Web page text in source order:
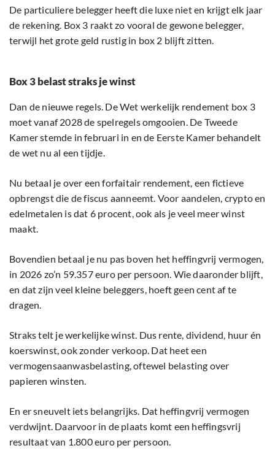
De particuliere belegger heeft die luxe niet en krijgt elk jaar
de rekening. Box 3 raakt zo vooral de gewone belegger,
terwijl het grote geld rustig in box 2 blijft zitten.
Box 3 belast straks je winst
Dan de nieuwe regels. De Wet werkelijk rendement box 3
moet vanaf 2028 de spelregels omgooien. De Tweede
Kamer stemde in februari in en de Eerste Kamer behandelt
de wet nu al een tijdje.
Nu betaal je over een forfaitair rendement, een fictieve
opbrengst die de fiscus aanneemt. Voor aandelen, crypto en
edelmetalen is dat 6 procent, ook als je veel meer winst
maakt.
Bovendien betaal je nu pas boven het heffingvrij vermogen,
in 2026 zo’n 59.357 euro per persoon. Wie daaronder blijft,
en dat zijn veel kleine beleggers, hoeft geen cent af te
dragen.
Straks telt je werkelijke winst. Dus rente, dividend, huur én
koerswinst, ook zonder verkoop. Dat heet een
vermogensaanwasbelasting, oftewel belasting over
papieren winsten.
En er sneuvelt iets belangrijks. Dat heffingvrij vermogen
verdwijnt. Daarvoor in de plaats komt een heffingsvrij
resultaat van 1.800 euro per persoon.